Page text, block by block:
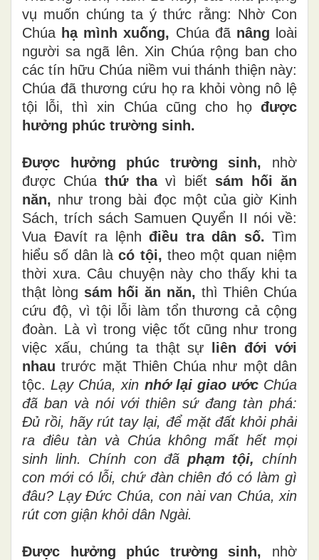
vụ muốn chúng ta ý thức rằng: Nhờ Con
Chúa hạ mình xuống, Chúa đã nâng loài
người sa ngã lên. Xin Chúa rộng ban cho
các tín hữu Chúa niềm vui thánh thiện này:
Chúa đã thương cứu họ ra khỏi vòng nô lệ
tội lỗi, thì xin Chúa cũng cho họ được
hưởng phúc trường sinh.
Được hưởng phúc trường sinh, nhờ
được Chúa thứ thavì biết sám hối ăn
năn, như trong bài đọc một của giờ Kinh
Sách, trích sách Samuen Quyển II nói về:
Vua Đavít ra lệnh điều tra dân số. Tìm
hiểu số dân làcó tội, theo một quan niệm
thời xưa. Câu chuyện này cho thấy khi ta
thật lòng sám hối ăn năn, thì Thiên Chúa
cứu độ, vì tội lỗi làm tổn thương cả cộng
đoàn. Là vì trong việc tốt cũng như trong
việc xấu, chúng ta thật sự liên đới với
nhau trước mặt Thiên Chúa như một dân
tộc. Lạy Chúa, xin nhớ lại giao ướcChúa
đã ban và nói với thiên sứ đang tàn phá:
Đủ rồi, hãy rút tay lại, để mặt đất khỏi phải
ra điêu tàn và Chúa không mất hết mọi
sinh linh. Chính con đã phạm tội, chính
con mới có lỗi, chứ đàn chiên đó có làm gì
đâu? Lạy Đức Chúa, con nài van Chúa, xin
rút cơn giận khỏi dân Ngài.
Được hưởng phúc trường sinh, nhờ